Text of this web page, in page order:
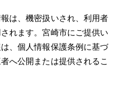
は、機密扱いされ、利用者
れます。宮崎市にご提供い
、個人情報保護条例に基づ
へ公開または提供されるこ